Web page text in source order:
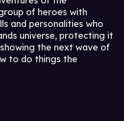
of heroes with
and personalities who
universe, protecting it
the next wave of
to do things the